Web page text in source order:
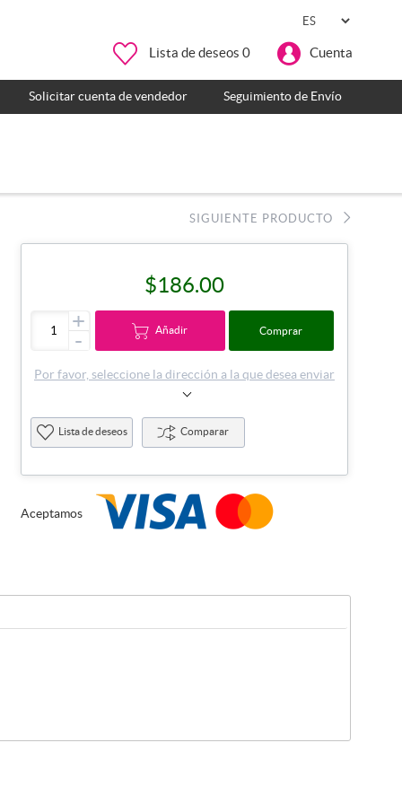
Lista de deseos 0 Cuenta
Solicitar cuenta de vendedor Seguimiento de Envío
SIGUIENTE PRODUCTO
$186.00
+
- Añadir Comprar
Por favor, seleccione la dirección a la que desea enviar
Lista de deseos Comparar
Aceptamos